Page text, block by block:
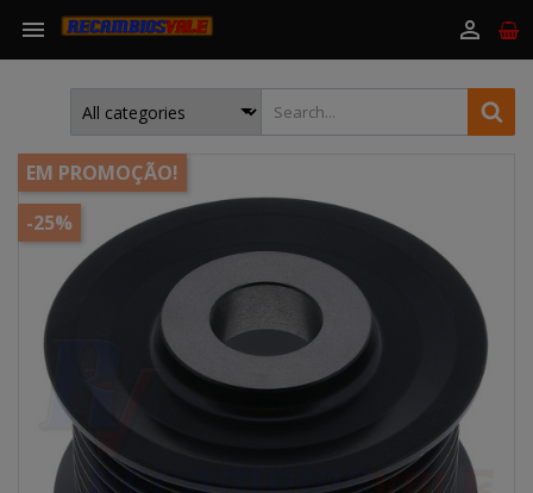
 
EM PROMOÇÃO!
-25%